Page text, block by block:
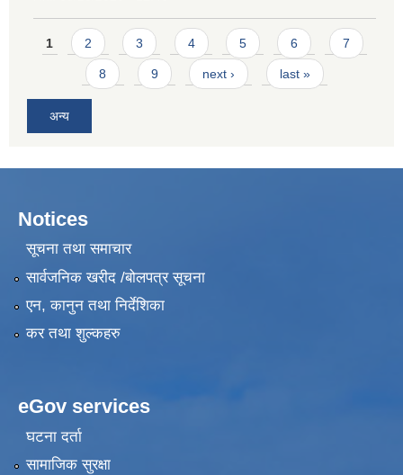
Pages
1 2 3 4 5 6 7
8 9 next › last »
अन्य
Notices
सूचना तथा समाचार
सार्वजनिक खरीद /बोलपत्र सूचना
एन, कानुन तथा निर्देशिका
कर तथा शुल्कहरु
eGov services
घटना दर्ता
सामाजिक सुरक्षा